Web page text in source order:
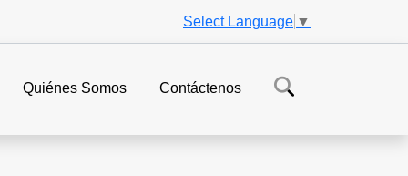
Select Language ▼
Quiénes Somos Contáctenos